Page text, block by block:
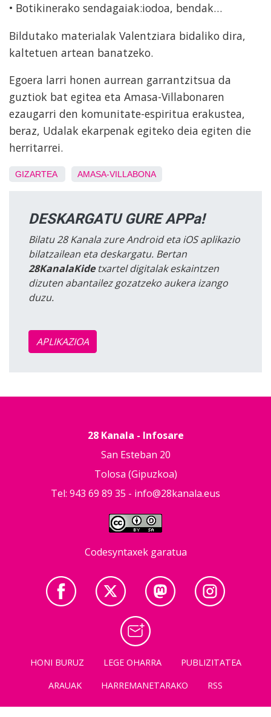
• Botikinerako sendagaiak:iodoa, bendak…
Bildutako materialak Valentziara bidaliko dira,
kaltetuen artean banatzeko.
Egoera larri honen aurrean garrantzitsua da
guztiok bat egitea eta Amasa-Villabonaren
ezaugarri den komunitate-espiritua erakustea,
beraz, Udalak ekarpenak egiteko deia egiten die
herritarrei.
GIZARTEA AMASA-VILLABONA
DESKARGATU GURE APPa!
Bilatu 28 Kanala zure Android eta iOS aplikazio
bilatzailean eta deskargatu. Bertan
28KanalaKidetxartel digitalak eskaintzen
dizuten abantailez gozatzeko aukera izango
duzu.
APLIKAZIOA
28 Kanala - Infosare
San Esteban 20
Tolosa (Gipuzkoa)
Tel: 943 69 89 35 - info@28kanala.eus
Codesyntaxek garatua
HONI BURUZ LEGE OHARRA
PUBLIZITATEA
ARAUAK
HARREMANETARAKO RSS